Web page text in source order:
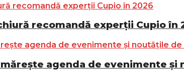
recomandă experții Cupio în
agenda de evenimente și